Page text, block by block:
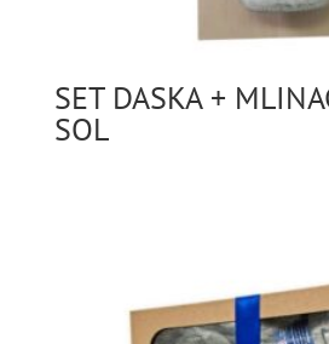
SET DASKA +
SOL